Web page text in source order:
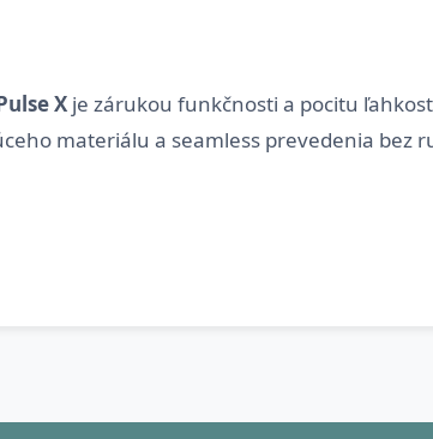
X je zárukou funkčnosti a pocitu
materiálu a seamless prevedenia bez